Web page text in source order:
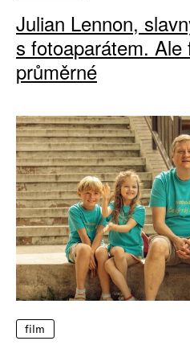
Julian Lennon,
s fotoaparátem.
průměrné
film